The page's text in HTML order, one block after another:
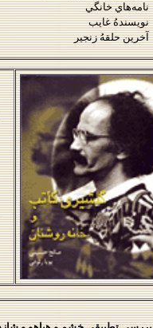
نامه‌هاي خانگي
نويسندهُ غايب
آخرين حلقهُ زنجير